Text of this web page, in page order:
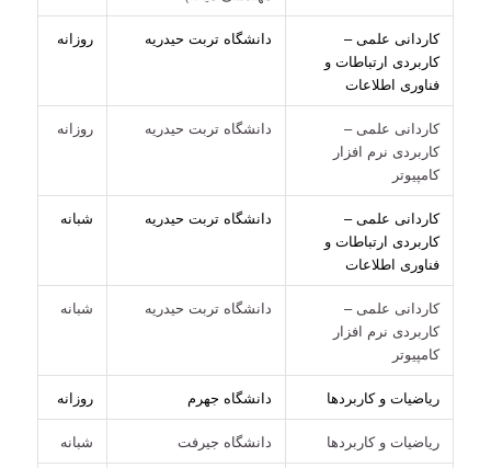
کاردانی علمی –
کاربردی ارتباطات و
فناوری اطلاعات
دانشگاه تربت حیدریه روزانه
کاردانی علمی –
کاربردی نرم افزار
کامپیوتر
دانشگاه تربت حیدریه روزانه
کاردانی علمی –
کاربردی ارتباطات و
فناوری اطلاعات
دانشگاه تربت حیدریه شبانه
کاردانی علمی –
کاربردی نرم افزار
کامپیوتر
دانشگاه تربت حیدریه شبانه
ریاضیات و کاربردها دانشگاه جهرم روزانه
ریاضیات و کاربردها دانشگاه جیرفت شبانه